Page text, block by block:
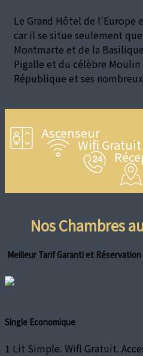
Le Grand Hôtel de l'Europe
car il se situe seulement
Montmarte et de la
Pigalle et du célèbre Moulin
République et ses
Ascenseur
Wifi Gratuit
Nos Chambres
Meilleur Tarif Garanti et
Single Economique
1 Lit Simple. Wifi Gratuit.